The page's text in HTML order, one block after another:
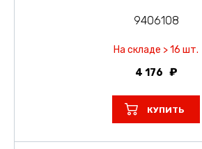
9406108
На складе > 16 шт.
4 176
КУПИТЬ